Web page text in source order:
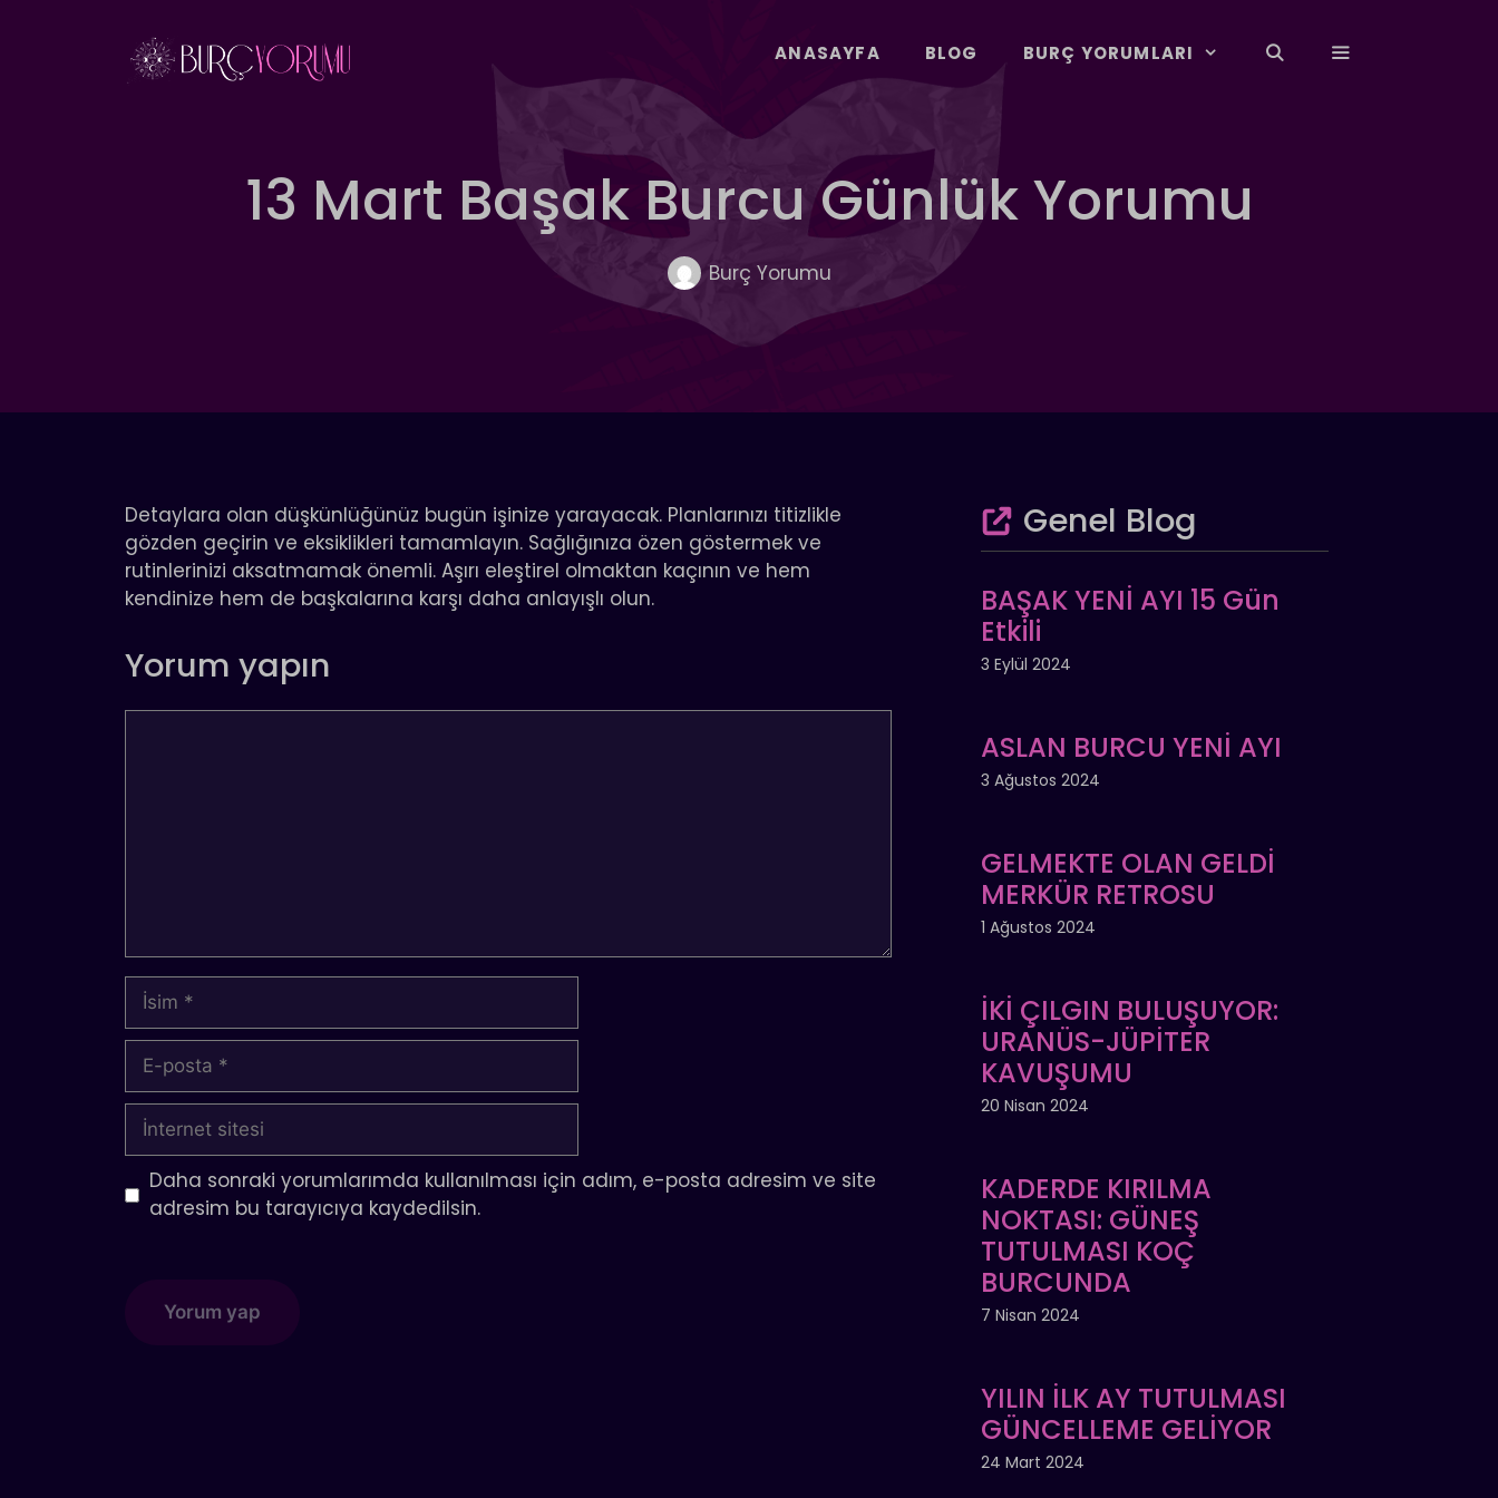
ANASAYFA BLOG BURÇ YORUMLARI
13 Mart Başak Burcu Günlük Yorumu
Burç Yorumu
Detaylara olan düşkünlüğünüz bugün işinize yarayacak. Planlarınızı titizlikle
gözden geçirin ve eksiklikleri tamamlayın. Sağlığınıza özen göstermek ve
rutinlerinizi aksatmamak önemli. Aşırı eleştirel olmaktan kaçının ve hem
kendinize hem de başkalarına karşı daha anlayışlı olun.
Yorum yapın
İsim
posta
İnternet
sitesi
Daha sonraki yorumlarımda kullanılması için adım, e-posta adresim ve site
adresim bu tarayıcıya kaydedilsin.
Genel Blog
BAŞAK YENİ AYI 15 Gün
Etkili
3 Eylül 2024
ASLAN BURCU YENİ AYI
3 Ağustos 2024
GELMEKTE OLAN GELDİ
MERKÜR RETROSU
1 Ağustos 2024
İKİ ÇILGIN BULUŞUYOR:
URANÜS-JÜPİTER
KAVUŞUMU
20 Nisan 2024
KADERDE KIRILMA
NOKTASI: GÜNEŞ
TUTULMASI KOÇ
BURCUNDA
7 Nisan 2024
YILIN İLK AY TUTULMASI
GÜNCELLEME GELİYOR
24 Mart 2024